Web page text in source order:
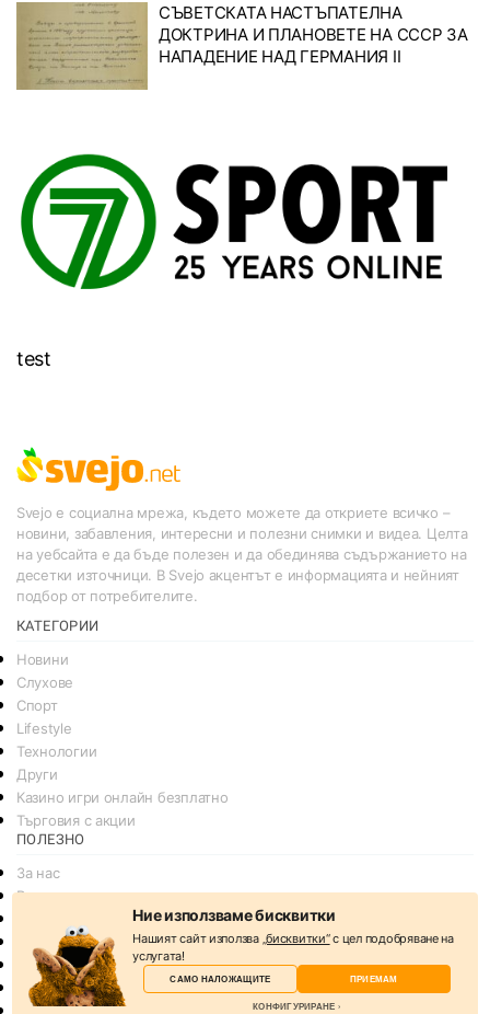
СЪВЕТСКАТА НАСТЪПАТЕЛНА
ДОКТРИНА И ПЛАНОВЕТЕ НА СССР ЗА
НАПАДЕНИЕ НАД ГЕРМАНИЯ II
test
Svejo е социална мрежа, където можете да откриете всичко –
новини, забавления, интересни и полезни снимки и видеа. Целта
на уебсайта е да бъде полезен и да обединява съдържанието на
десетки източници. В Svejo акцентът е информацията и нейният
подбор от потребителите.
КАТЕГОРИИ
Новини
Слухове
Спорт
Lifestyle
Технологии
Други
Казино игри онлайн безплатно
Търговия с акции
ПОЛЕЗНО
За нас
Реклама
Условия за споделяне
Политика за поверителснот
Политика на Бисквитките
Контакти
Ние използваме бисквитки
Нашият сайт използва „бисквитки“с цел подобряване на
услугата!
САМО НАЛОЖАЩИТЕ ПРИЕМАМ
КОНФИГУРИРАНЕ